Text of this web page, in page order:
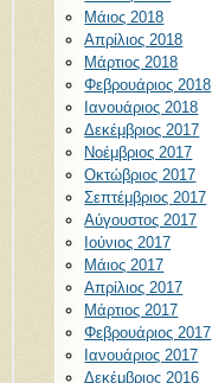
Μάιος 2018
Απρίλιος 2018
Μάρτιος 2018
Φεβρουάριος 2018
Ιανουάριος 2018
Δεκέμβριος 2017
Νοέμβριος 2017
Οκτώβριος 2017
Σεπτέμβριος 2017
Αύγουστος 2017
Ιούνιος 2017
Μάιος 2017
Απρίλιος 2017
Μάρτιος 2017
Φεβρουάριος 2017
Ιανουάριος 2017
Δεκέμβριος 2016